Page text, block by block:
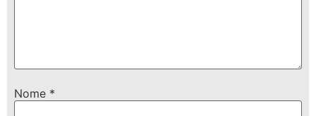
Nome *